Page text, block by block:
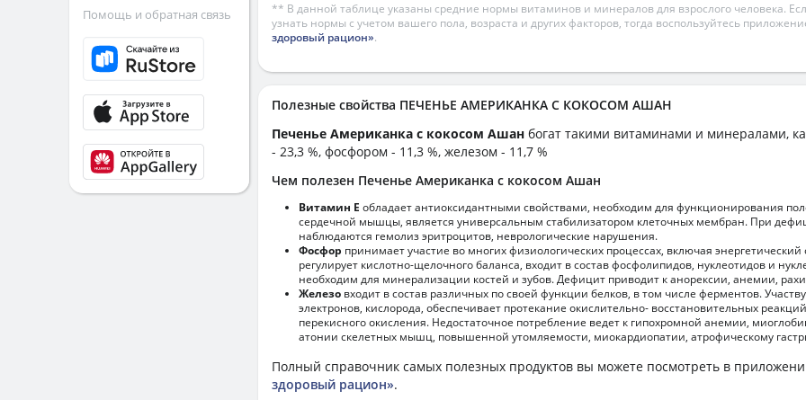
** В данной таблице указаны средние нормы витаминов и минералов для взрослого человека.
узнать нормы с учетом вашего пола, возраста и других факторов, тогда воспользуйтесь
здоровый рацион».
Полезные свойства ПЕЧЕНЬЕ АМЕРИКАНКА С КОКОСОМ АШАН
Печенье Американка с кокосом Ашан богат такими витаминами и минералами,
- 23,3 %, фосфором - 11,3 %, железом - 11,7 %
Чем полезен Печенье Американка с кокосом Ашан
Витамин Е обладает антиоксидантными свойствами, необходим для функционирования
сердечной мышцы, является универсальным стабилизатором клеточных мембран. При
наблюдаются гемолиз эритроцитов, неврологические нарушения.
Фосфор принимает участие во многих физиологических процессах, включая
регулирует кислотно-щелочного баланса, входит в состав фосфолипидов, нуклеотидов и
необходим для минерализации костей и зубов. Дефицит приводит к анорексии, анемии,
Железо входит в состав различных по своей функции белков, в том числе ферментов.
электронов, кислорода, обеспечивает протекание окислительно- восстановительных
перекисного окисления. Недостаточное потребление ведет к гипохромной анемии,
атонии скелетных мышц, повышенной утомляемости, миокардиопатии, атрофическому
Полный справочник самых полезных продуктов вы можете посмотреть в
здоровый рацион».
Помощь и обратная связь